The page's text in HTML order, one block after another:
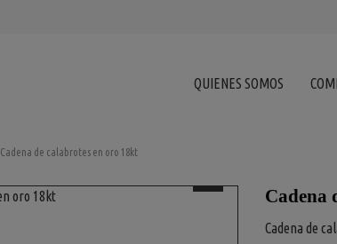
QUIENES SOMOS
Cadena de calabrotes en oro 18kt
Cadena
Cadena de